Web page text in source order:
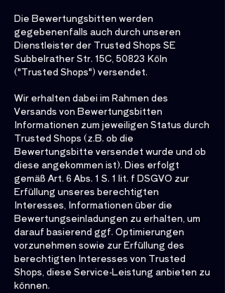
Die Bewertungsbitten werden
gegebenenfalls auch durch unseren
Dienstleister der Trusted Shops SE
Subbelrather Str. 15C, 50823 Köln
("Trusted Shops") versendet.
Wir erhalten dabei im Rahmen des
Versands von Bewertungsbitten
Informationen zum jeweiligen Status durch
Trusted Shops (z.B. ob die
Bewertungsbitte versendet wurde und ob
diese angekommen ist). Dies erfolgt
gemäß Art. 6 Abs. 1 S. 1 lit. f DSGVO zur
Erfüllung unseres berechtigten
Interesses, Informationen über die
Bewertungseinladungen zu erhalten, um
darauf basierend ggf. Optimierungen
vorzunehmen sowie zur Erfüllung des
berechtigten Interesses von Trusted
Shops, diese Service-Leistung anbieten zu
können.